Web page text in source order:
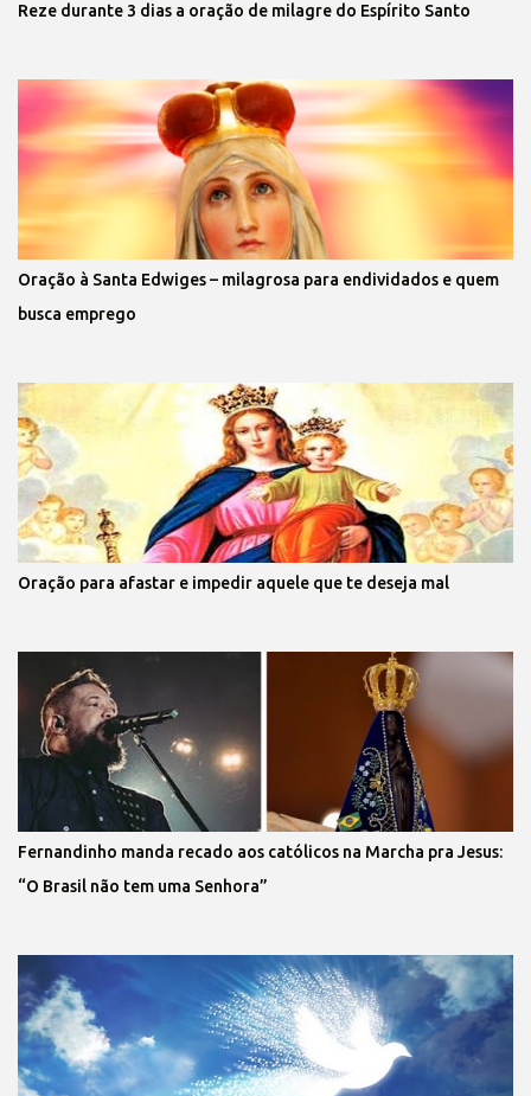
Reze durante 3 dias a oração de milagre do Espírito Santo
Oração à Santa Edwiges – milagrosa para endividados e quem
busca emprego
Oração para afastar e impedir aquele que te deseja mal
Fernandinho manda recado aos católicos na Marcha pra Jesus:
“O Brasil não tem uma Senhora”